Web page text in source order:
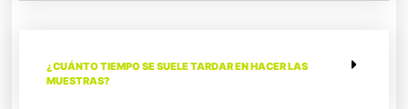
¿CUÁNTO TIEMPO SE SUELE TARDAR EN HACER LAS
MUESTRAS?